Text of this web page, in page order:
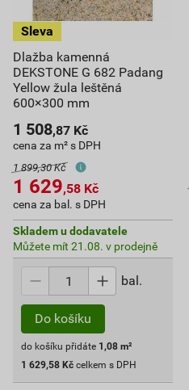
Dlažba kamenná
DEKSTONE G 682 Padang
Yellow žula leštěná
600×300 mm
1 508,87 Kč
cena za m² s DPH
1 899,30 Kč
1 629,58 Kč
cena za bal. s DPH
Skladem u dodavatele
Můžete mít 21.08. v prodejně
bal.
Do košíku
do košíku přidáte 1,08 m²
1 629,58 Kč celkem s DPH